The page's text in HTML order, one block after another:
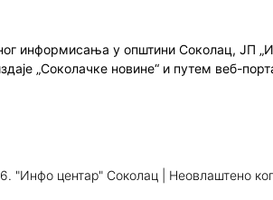
информисања у општини Соколац, ЈП
„Соколачке новине“ и путем веб-
"Инфо центар" Соколац | Неовлаштено